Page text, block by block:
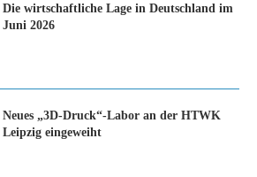
Die wirtschaftliche Lage in Deutschland im
Juni 2026
Neues „3D-Druck“-Labor an der HTWK
Leipzig eingeweiht